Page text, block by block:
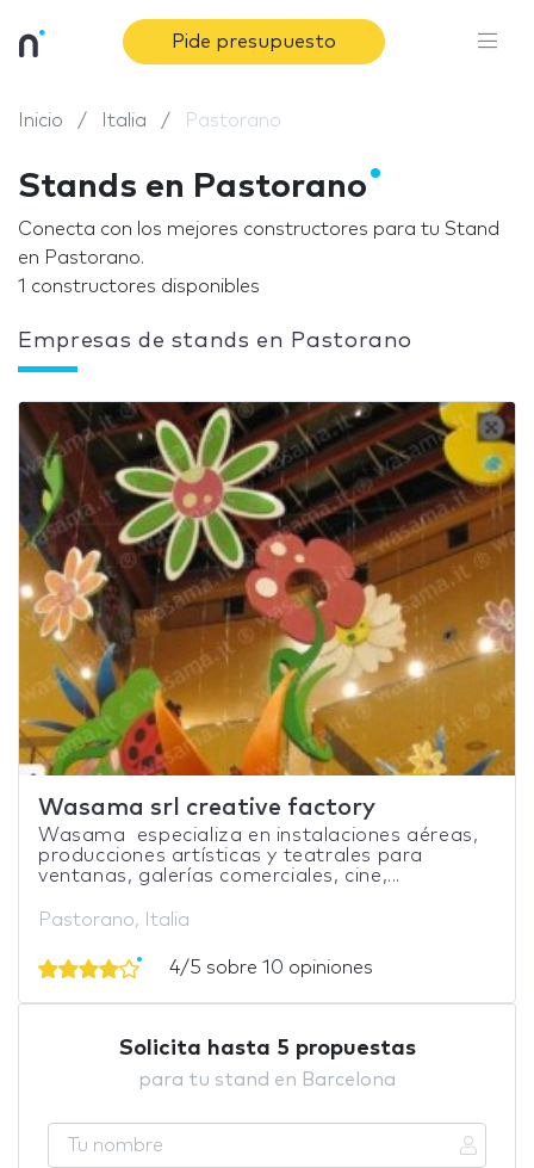
Pide presupuesto
Inicio Italia Pastorano
Stands en Pastorano
Conecta con los mejores constructores para tu Stand
en Pastorano.
1 constructores disponibles
Empresas de stands en Pastorano
Wasama srl creative factory
Wasama especializa en instalaciones aéreas,
producciones artísticas y teatrales para
ventanas, galerías comerciales, cine,...
Pastorano, Italia
4/5 sobre 10 opiniones
Solicita hasta 5 propuestas
para tu stand en Barcelona